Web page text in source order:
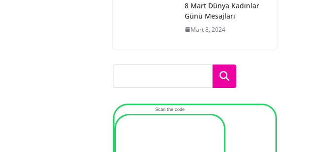
8 Mart Dünya Kadınlar
Günü Mesajları
Mart 8, 2024
Ara
Scan the code